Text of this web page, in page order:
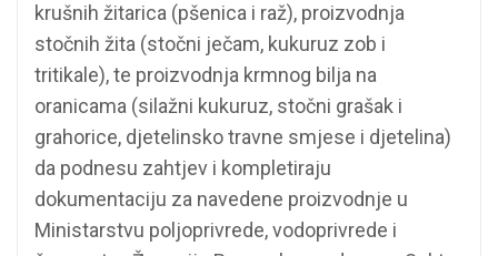
krušnih žitarica (pšenica i raž), proizvodnja
stočnih žita (stočni ječam, kukuruz zob i
tritikale), te proizvodnja krmnog bilja na
oranicama (silažni kukuruz, stočni grašak i
grahorice, djetelinsko travne smjese i djetelina)
da podnesu zahtjev i kompletiraju
dokumentaciju za navedene proizvodnje u
Ministarstvu poljoprivrede, vodoprivrede i